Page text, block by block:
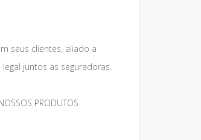
seus clientes, aliado a
juntos as seguradoras.
PRODUTOS